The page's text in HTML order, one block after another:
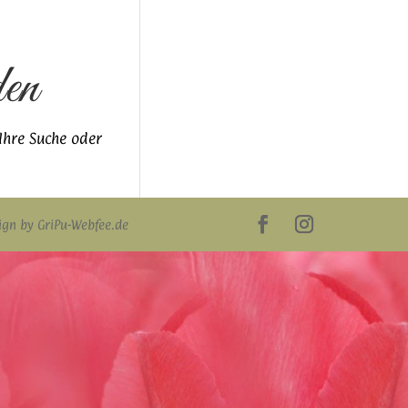
Suche oder
by GriPu-Webfee.de